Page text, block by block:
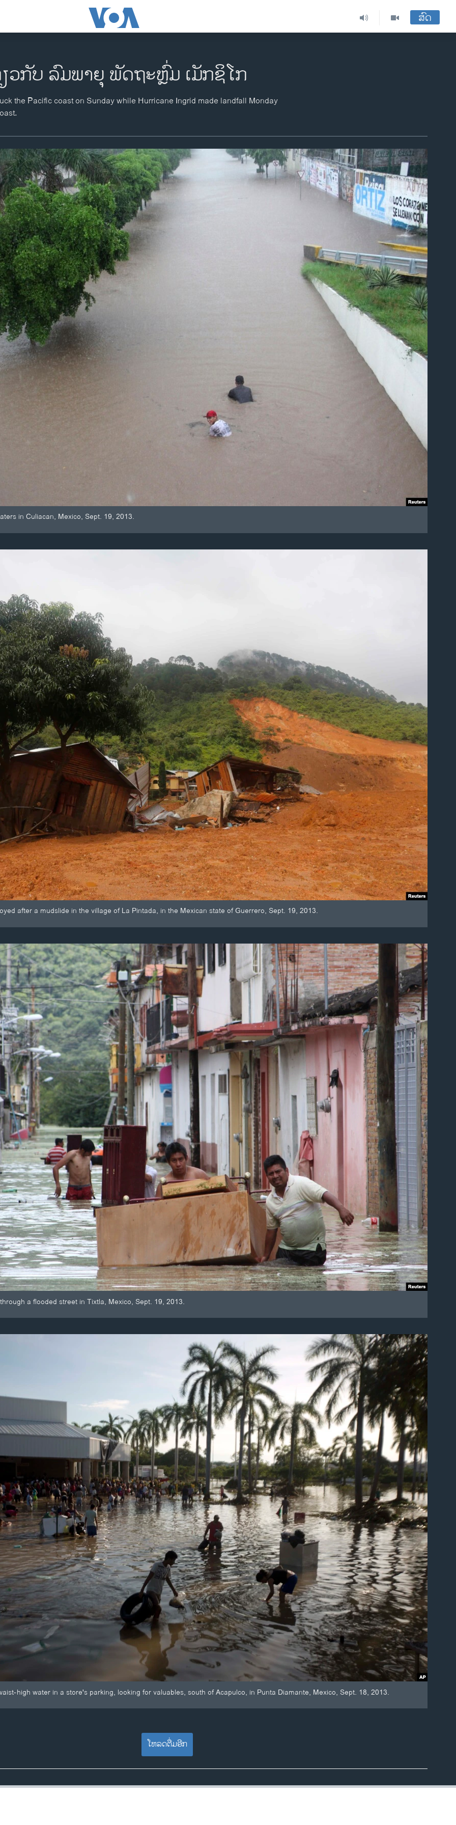
ສົດ
ວກັບ ລົມພາຍຸ ພັດຖະຫຼົ່ມ ເມັກຊິໂກ
the Pacific coast on Sunday while Hurricane Ingrid made landfall Monday
in Culiacan, Mexico, Sept. 19, 2013.
after a mudslide in the village of La Pintada, in the Mexican state of Guerrero, Sept. 19, 2013.
a flooded street in Tixtla, Mexico, Sept. 19, 2013.
high water in a store's parking, looking for valuables, south of Acapulco, in Punta Diamante, Mexico, Sept. 18, 2013.
ໂຫລດຕື່ມອີກ